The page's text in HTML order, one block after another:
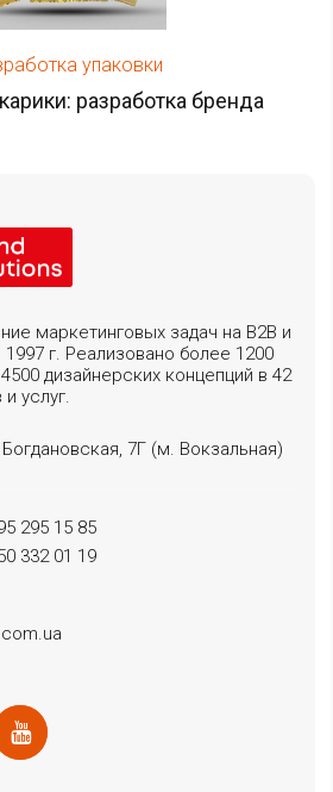
упаковки
разработка бренда
маркетинговых задач на B2B и
г. Реализовано более 1200
дизайнерских концепций в 42
услуг.
Богдановская, 7Г (м. Вокзальная)
295 15 85
332 01 19